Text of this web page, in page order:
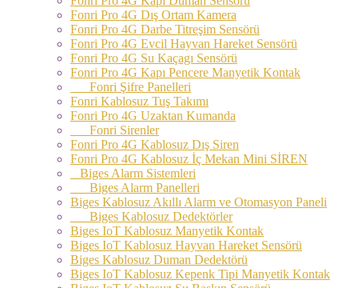
Fonri Pro 4G Dış Ortam Kamera
Fonri Pro 4G Darbe Titreşim Sensörü
Fonri Pro 4G Evcil Hayvan Hareket Sensörü
Fonri Pro 4G Su Kaçagı Sensörü
Fonri Pro 4G Kapı Pencere Manyetik Kontak
Fonri Şifre Panelleri
Fonri Kablosuz Tuş Takımı
Fonri Pro 4G Uzaktan Kumanda
Fonri Sirenler
Fonri Pro 4G Kablosuz Dış Siren
Fonri Pro 4G Kablosuz İç Mekan Mini SİREN
Biges Alarm Sistemleri
Biges Alarm Panelleri
Biges Kablosuz Akıllı Alarm ve Otomasyon Paneli
Biges Kablosuz Dedektörler
Biges IoT Kablosuz Manyetik Kontak
Biges IoT Kablosuz Hayvan Hareket Sensörü
Biges Kablosuz Duman Dedektörü
Biges IoT Kablosuz Kepenk Tipi Manyetik Kontak